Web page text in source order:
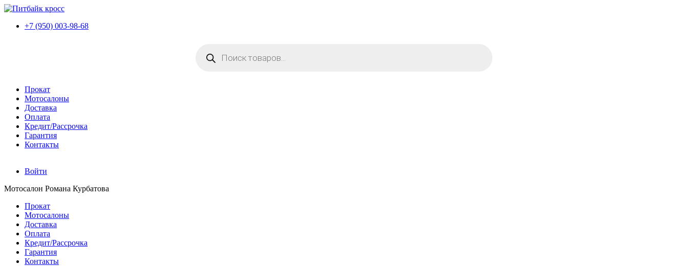
+7 (950) 003-98-68
товаров
Прокат
Мотосалоны
Доставка
Оплата
Кредит/Рассрочка
Гарантия
Контакты
Войти
Мотосалон Романа Курбатова
Прокат
Мотосалоны
Доставка
Оплата
Кредит/Рассрочка
Гарантия
Контакты